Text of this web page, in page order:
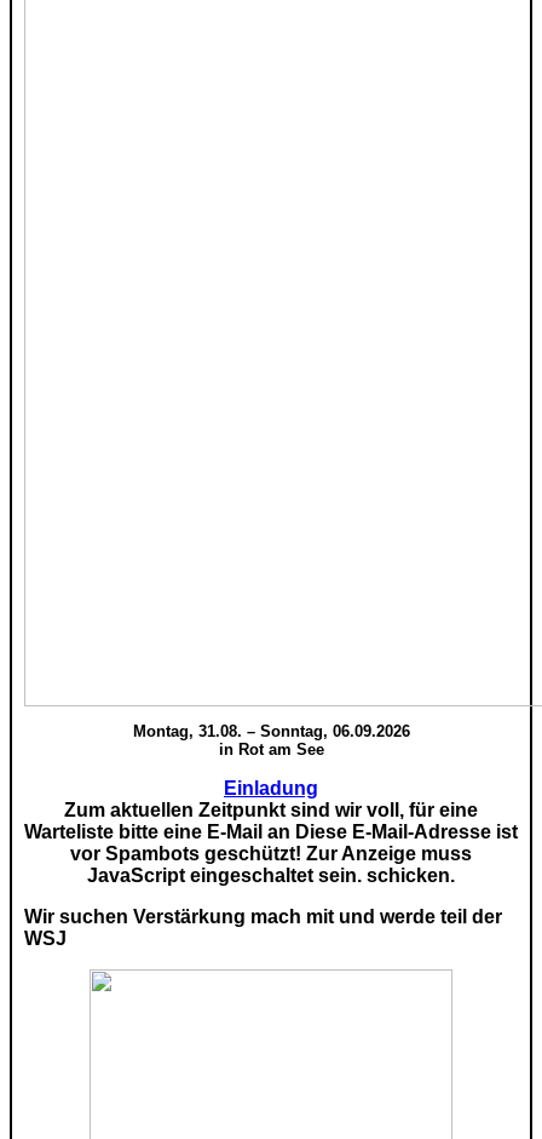
Montag, 31.08. – Sonntag, 06.09.2026
in Rot am See
Einladung
Zum aktuellen Zeitpunkt sind wir voll, für eine
Warteliste bitte eine E-Mail an Diese E-Mail-Adresse ist
vor Spambots geschützt! Zur Anzeige muss
JavaScript eingeschaltet sein. schicken.
Wir suchen Verstärkung mach mit und werde teil der
WSJ